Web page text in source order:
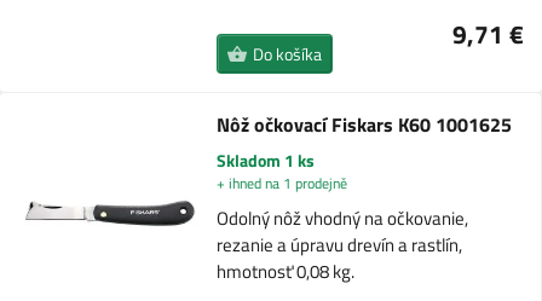
9,71 €
Do košíka
Nôž očkovací Fiskars K60 1001625
Skladom 1 ks
+ ihned na 1 prodejně
Odolný nôž vhodný na očkovanie,
rezanie a úpravu drevín a rastlín,
hmotnosť 0,08 kg.